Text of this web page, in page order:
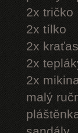
2x tričko
2x tílko
2x
2x
2x
malý